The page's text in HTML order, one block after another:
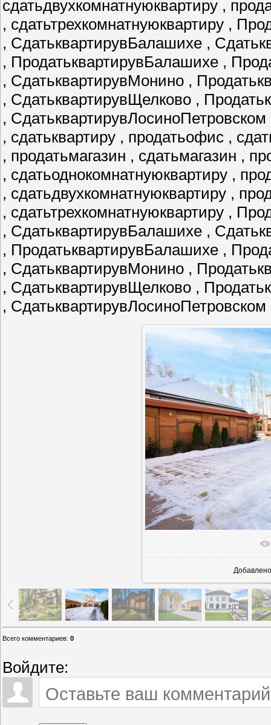
сдатьдвухкомнатнуюквартиру ,
, сдатьтрехкомнатнуюквартиру ,
, СдатьквартирувБалашихе ,
, ПродатьквартирувБалашихе ,
, СдатьквартирувМонино ,
, СдатьквартирувЩелково ,
, СдатьквартирувЛосиноПетровском
, сдатьквартиру , продатьофис ,
, продатьмагазин , сдатьмагазин ,
, сдатьоднокомнатнуюквартиру ,
, сдатьдвухкомнатнуюквартиру ,
, сдатьтрехкомнатнуюквартиру ,
, СдатьквартирувБалашихе ,
, ПродатьквартирувБалашихе ,
, СдатьквартирувМонино ,
, СдатьквартирувЩелково ,
, СдатьквартирувЛосиноПетровском
В
Добавлено
Всего комментариев: 0
Войдите: